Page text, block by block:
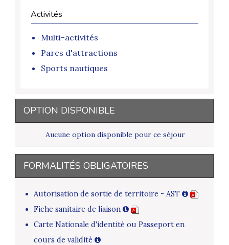
Activités
Multi-activités
Parcs d'attractions
Sports nautiques
OPTION DISPONIBLE
Aucune option disponible pour ce séjour
FORMALITÉS OBLIGATOIRES
Autorisation de sortie de territoire - AST
Fiche sanitaire de liaison
Carte Nationale d'identité ou Passeport en
cours de validité